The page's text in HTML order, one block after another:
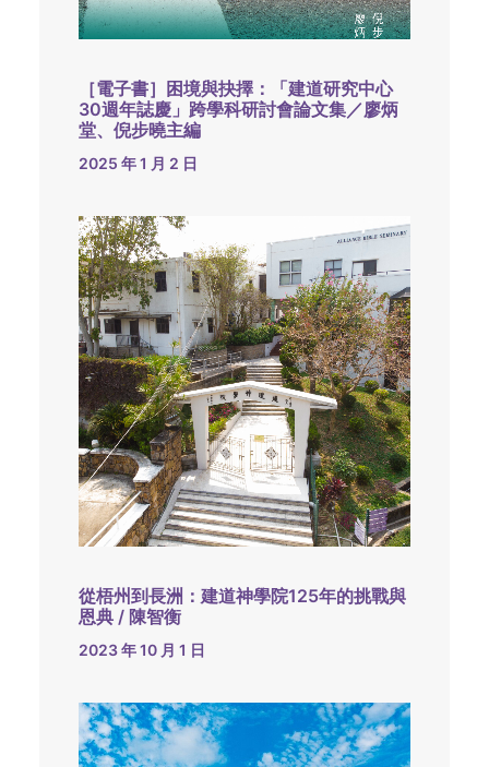
［電子書］困境與抉擇：「建道研究中心
30週年誌慶」跨學科研討會論文集／廖炳
堂、倪步曉主編
2025 年 1 月 2 日
從梧州到長洲：建道神學院125年的挑戰與
恩典 / 陳智衡
2023 年 10 月 1 日